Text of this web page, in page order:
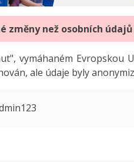
než osobních
vymáhaném Evropskou
ale údaje byly